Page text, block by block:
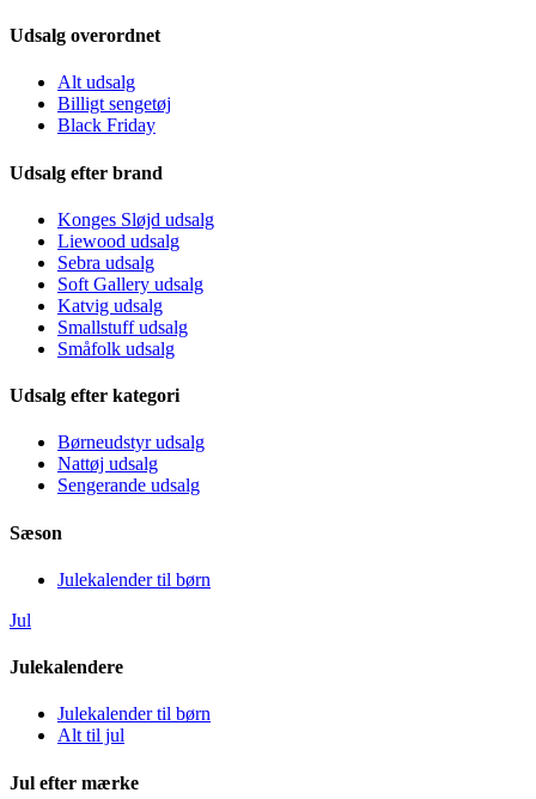
Udsalg overordnet
Alt udsalg
Billigt sengetøj
Black Friday
Udsalg efter brand
Konges Sløjd udsalg
Liewood udsalg
Sebra udsalg
Soft Gallery udsalg
Katvig udsalg
Smallstuff udsalg
Småfolk udsalg
Udsalg efter kategori
Børneudstyr udsalg
Nattøj udsalg
Sengerande udsalg
Sæson
Julekalender til børn
Jul
Julekalendere
Julekalender til børn
Alt til jul
Jul efter mærke